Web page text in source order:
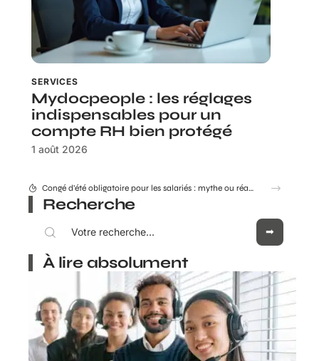
SERVICES
Mydocpeople : les réglages
indispensables pour un
compte RH bien protégé
1 août 2026
Congé d’été obligatoire pour les salariés : mythe ou réalité ?
Recherche
À lire absolument